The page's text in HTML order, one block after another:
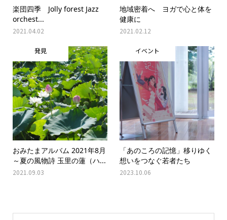
楽団四季 Jolly forest Jazz
orchest...
2021.04.02
地域密着へ ヨガで心と体を
健康に
2021.02.12
発見
おみたまアルバム 2021年8月
～夏の風物詩 玉里の蓮（ハ...
2021.09.03
イベント
「あのころの記憶」移りゆく
想いをつなぐ若者たち
2023.10.06